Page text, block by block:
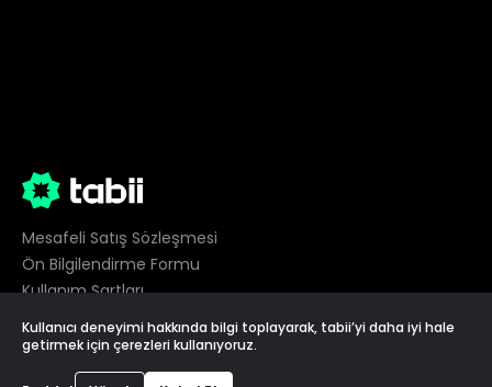
Mesafeli Satış Sözleşmesi
Ön Bilgilendirme Formu
Kullanım Şartları
Gizlilik
Çerez Tercihleri
Kullanıcı deneyimi hakkında bilgi toplayarak, tabii’yi daha iyi hale
getirmek için çerezleri kullanıyoruz.